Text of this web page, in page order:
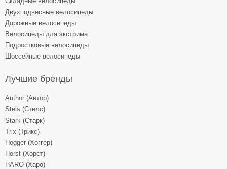
Двухподвесные велосипеды
Дорожные велосипеды
Велосипеды для экстрима
Подростковые велосипеды
Шоссейные велосипеды
Лучшие бренды
Author (Автор)
Stels (Стелс)
Stark (Старк)
Trix (Трикс)
Hogger (Хоггер)
Horst (Хорст)
HARO (Харо)